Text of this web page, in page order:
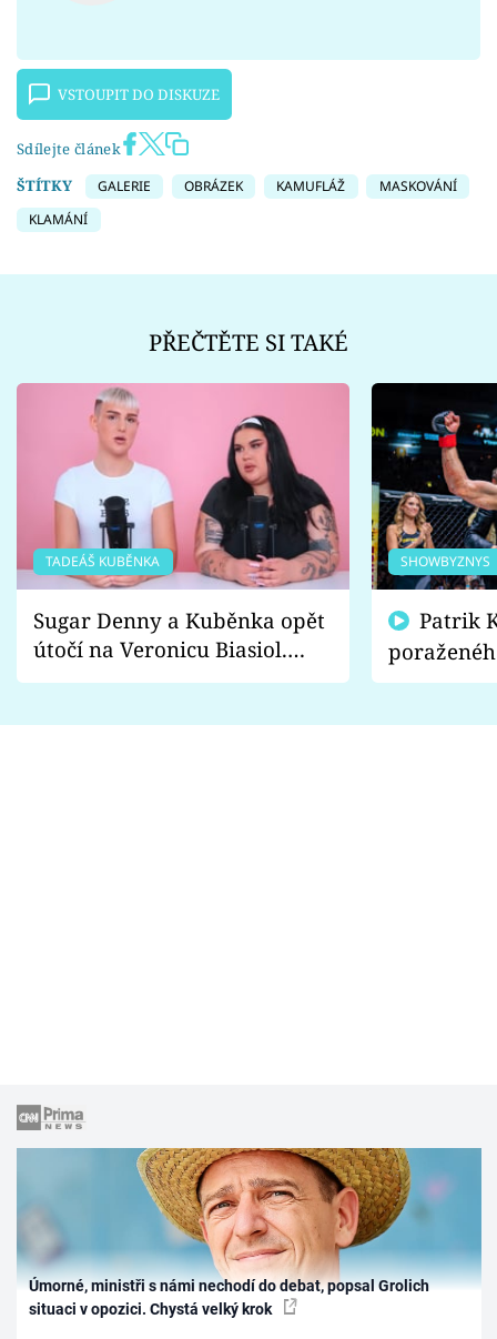
VSTOUPIT DO DISKUZE
Sdílejte článek
ŠTÍTKY
GALERIE OBRÁZEK KAMUFLÁŽ
MASKOVÁNÍ
KLAMÁNÍ
PŘEČTĚTE SI TAKÉ
TADEÁŠ KUBĚNKA
Sugar Denny a Kuběnka opět
útočí na Veronicu Biasiol.
Proč je podle nich falešná a
SHOWBYZNYS
fanoušci
Úmorné, ministři s námi nechodí do debat, popsal Grolich
situaci v opozici. Chystá velký krok